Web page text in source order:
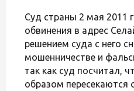
Суд страны 2 мая 2011
обвинения в адрес
решением суда с него
мошенничестве и
так как суд посчитал,
образом пересекаются